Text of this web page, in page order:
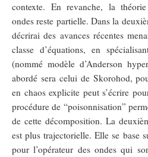
contexte. En revanche, la
ondes reste partielle. Dans la
décrirai des avances récentes
classe d’équations, en
(nommé modèle d’Anderson
abordé sera celui de Skorohod,
en chaos explicite peut s’écrire
procédure de “poisonnisation”
de cette décomposition. La
est plus trajectorielle. Elle se base
pour l’opérateur des ondes qui